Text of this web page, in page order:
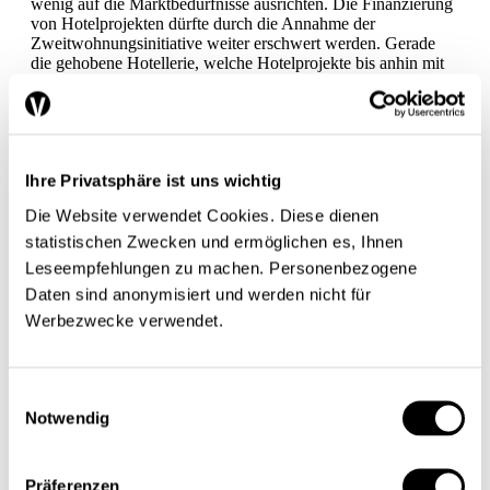
Ihre Privatsphäre ist uns wichtig
Die Website verwendet Cookies. Diese dienen
statistischen Zwecken und ermöglichen es, Ihnen
Leseempfehlungen zu machen. Personenbezogene
Daten sind anonymisiert und werden nicht für
Werbezwecke verwendet.
Notwendig
Präferenzen
wenig auf die Marktbedürfnisse ausrichten. Die Finanzierung
von Hotelprojekten dürfte durch die Annahme der
Zweitwohnungsinitiative weiter erschwert werden. Gerade
die gehobene Hotellerie, welche Hotelprojekte bis anhin mit
quersubventioniert hat, dürfte zunehmend vor
Finanzierungslücken stehen.
Aussichten und Herausforderungen
Die aktuell schwierige Lage dürfte sich in den kommenden
Monaten etwas entspannen, zumal die konjunkturelle
Situation seit dem vergangenen Herbst allmählich besser wird.
Für die Monate Oktober bis Dezember 2012 weist das
Rückmeldungen aus den Tourismusregionen auf einen
befriedigenden Geschäftsverlauf der Hotellerie zu schliessen.